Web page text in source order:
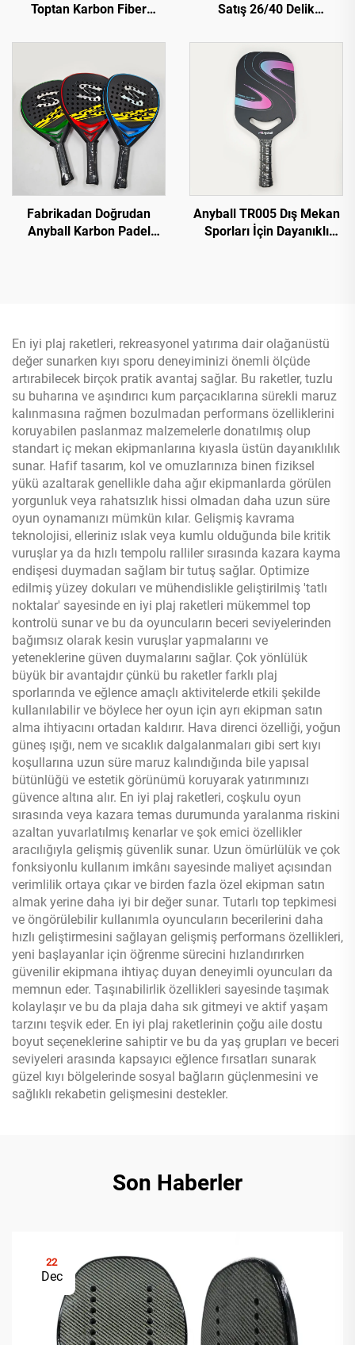
Toptan Karbon Fiber
Satış 26/40 Delik
Topları PE Malzeme
Pickleball Topları
Fabrikadan Doğrudan
Anyball Karbon Padel
Anyball TR005 Dış Mekan
Sporları İçin Dayanıklı
En iyi plaj raketleri, rekreasyonel yatırıma dair olağanüstü
değer sunarken kıyı sporu deneyiminizi önemli ölçüde
artırabilecek birçok pratik avantaj sağlar. Bu raketler, tuzlu
su buharına ve aşındırıcı kum parçacıklarına sürekli maruz
kalınmasına rağmen bozulmadan performans özelliklerini
koruyabilen paslanmaz malzemelerle donatılmış olup
standart iç mekan ekipmanlarına kıyasla üstün dayanıklılık
sunar. Hafif tasarım, kol ve omuzlarınıza binen fiziksel
yükü azaltarak genellikle daha ağır ekipmanlarda görülen
yorgunluk veya rahatsızlık hissi olmadan daha uzun süre
oyun oynamanızı mümkün kılar. Gelişmiş kavrama
teknolojisi, elleriniz ıslak veya kumlu olduğunda bile kritik
vuruşlar ya da hızlı tempolu ralliler sırasında kazara kayma
endişesi duymadan sağlam bir tutuş sağlar. Optimize
edilmiş yüzey dokuları ve mühendislikle geliştirilmiş 'tatlı
noktalar' sayesinde en iyi plaj raketleri mükemmel top
kontrolü sunar ve bu da oyuncuların beceri seviyelerinden
bağımsız olarak kesin vuruşlar yapmalarını ve
yeteneklerine güven duymalarını sağlar. Çok yönlülük
büyük bir avantajdır çünkü bu raketler farklı plaj
sporlarında ve eğlence amaçlı aktivitelerde etkili şekilde
kullanılabilir ve böylece her oyun için ayrı ekipman satın
alma ihtiyacını ortadan kaldırır. Hava direnci özelliği, yoğun
güneş ışığı, nem ve sıcaklık dalgalanmaları gibi sert kıyı
koşullarına uzun süre maruz kalındığında bile yapısal
bütünlüğü ve estetik görünümü koruyarak yatırımınızı
güvence altına alır. En iyi plaj raketleri, coşkulu oyun
sırasında veya kazara temas durumunda yaralanma riskini
azaltan yuvarlatılmış kenarlar ve şok emici özellikler
aracılığıyla gelişmiş güvenlik sunar. Uzun ömürlülük ve çok
fonksiyonlu kullanım imkânı sayesinde maliyet açısından
verimlilik ortaya çıkar ve birden fazla özel ekipman satın
almak yerine daha iyi bir değer sunar. Tutarlı top tepkimesi
ve öngörülebilir kullanımla oyuncuların becerilerini daha
hızlı geliştirmesini sağlayan gelişmiş performans özellikleri,
yeni başlayanlar için öğrenme sürecini hızlandırırken
güvenilir ekipmana ihtiyaç duyan deneyimli oyuncuları da
memnun eder. Taşınabilirlik özellikleri sayesinde taşımak
kolaylaşır ve bu da plaja daha sık gitmeyi ve aktif yaşam
tarzını teşvik eder. En iyi plaj raketlerinin çoğu aile dostu
boyut seçeneklerine sahiptir ve bu da yaş grupları ve beceri
seviyeleri arasında kapsayıcı eğlence fırsatları sunarak
güzel kıyı bölgelerinde sosyal bağların güçlenmesini ve
sağlıklı rekabetin gelişmesini destekler.
Son Haberler
22
Dec